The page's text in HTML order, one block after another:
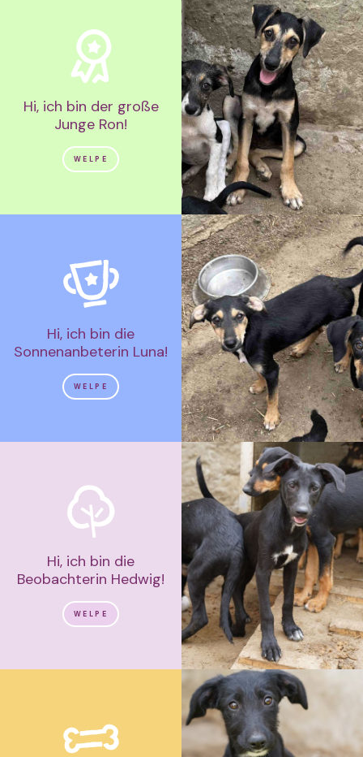
Hi, ich bin der große
Junge Ron!
WELPE
Hi, ich bin die
Sonnenanbeterin Luna!
WELPE
Hi, ich bin die
Beobachterin Hedwig!
WELPE